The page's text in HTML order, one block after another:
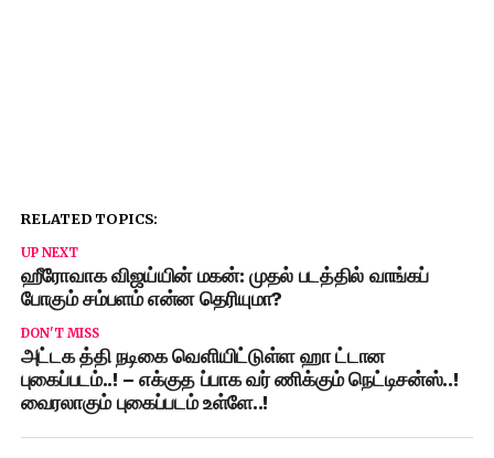
RELATED TOPICS:
UP NEXT
ஹீரோவாக விஜய்யின் மகன்: முதல் படத்தில் வாங்கப்
போகும் சம்பளம் என்ன தெரியுமா?
DON'T MISS
அட்டக த்தி நடிகை வெளியிட்டுள்ள ஹா ட்டான
புகைப்படம்..! – எக்குத ப்பாக வர் ணிக்கும் நெட்டிசன்ஸ்..!
வைரலாகும் புகைப்படம் உள்ளே..!